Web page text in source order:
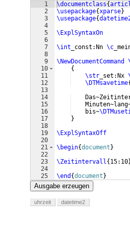
1
2
3
4
5
6
7
8
9
10
11
12
13
14
15
16
17
18
19
20
21
22
23
24
25
\documentclass{
\usepackage{xparse}
\usepackage{
\ExplSyntaxOn
\int _const:Nn \c
\NewDocumentCommand
{
\str _set:Nx
\DTMsavetime{
    bis~
}
\ExplSyntaxOff
\begin{document }
\Zeitintervall{ 15:10
\end {document }
Ausgabe erzeugen
uhrzeit datetime2